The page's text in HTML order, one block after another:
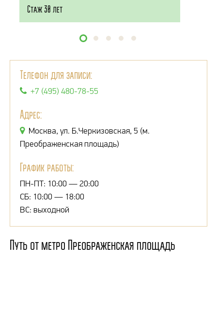
Стаж 30 лет
Телефон для записи:
+7 (495) 480-78-55
Адрес:
Москва, ул. Б.Черкизовская, 5 (м.
Преображенская площадь)
График работы:
ПН-ПТ: 10:00 — 20:00
СБ: 10:00 — 18:00
ВС: выходной
Путь от метро Преображенская площадь